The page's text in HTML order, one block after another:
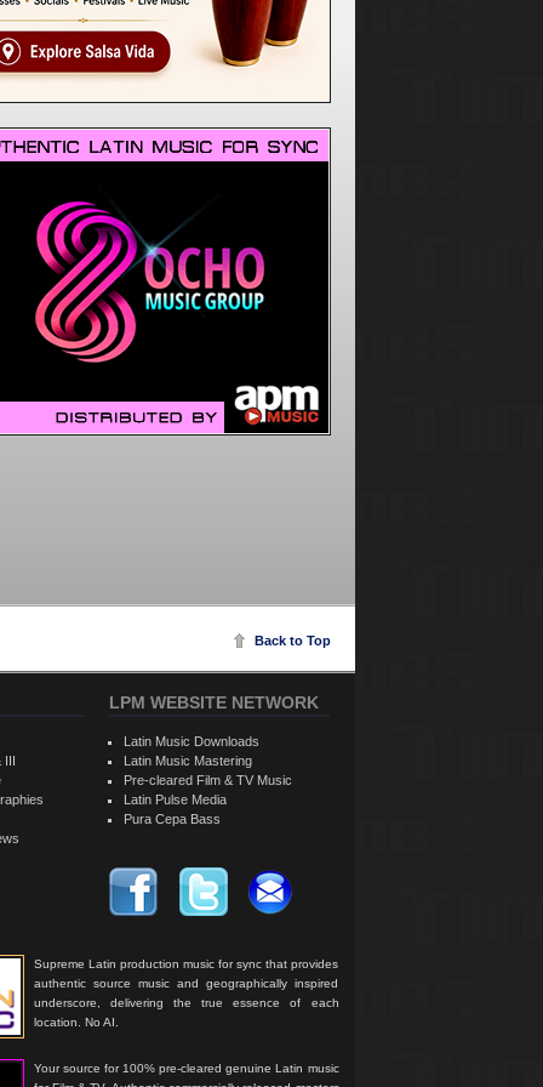
Back to Top
Supreme Latin production music for sync that provides
authentic source music and geographically inspired
underscore, delivering the true essence of each
location. No AI.
Your source for 100% pre-cleared genuine Latin music
III
LPM WEBSITE NETWORK
Latin Music Downloads
Latin Music Mastering
Pre-cleared Film & TV Music
Latin Pulse Media
Pura Cepa Bass